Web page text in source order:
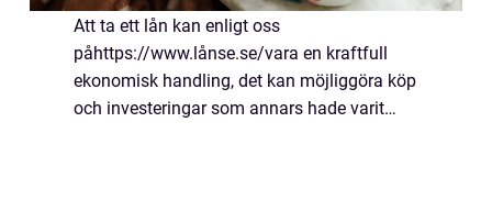
Att ta ett lån kan enligt oss
påhttps://www.lånse.se/vara en kraftfull
ekonomisk handling, det kan möjliggöra köp
och investeringar som annars hade varit